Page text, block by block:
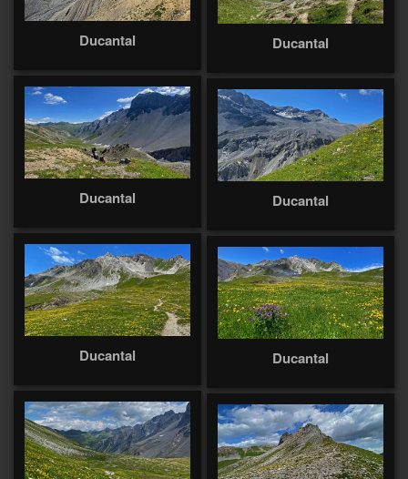
Ducantal Ducantal
Ducantal Ducantal
Ducantal Ducantal